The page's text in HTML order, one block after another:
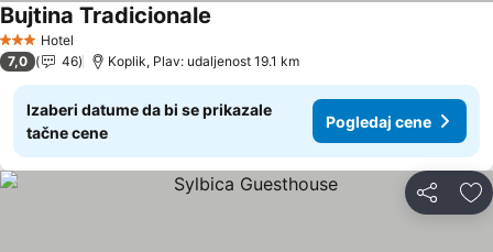
3 Zvezdice
Hotel
Bujtina Tradicionale
7,0 46 Koplik, Plav: udaljenost 19.1 km
Izaberi datume da bi se prikazale
tačne cene
Pogledaj cene
Deli